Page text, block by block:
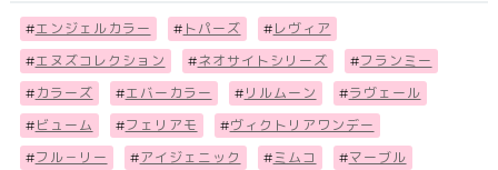
#エンジェルカラー # トパーズ # レヴィア
#エヌズコレクション #ネオサイトシリーズ #フランミー
# カラーズ #エバーカラー # リルムーン #ラヴェール
# ビューム #フェリアモ #ヴィクトリアワンデー
#フル－リー #アイジェニック #ミムコ #マーブル